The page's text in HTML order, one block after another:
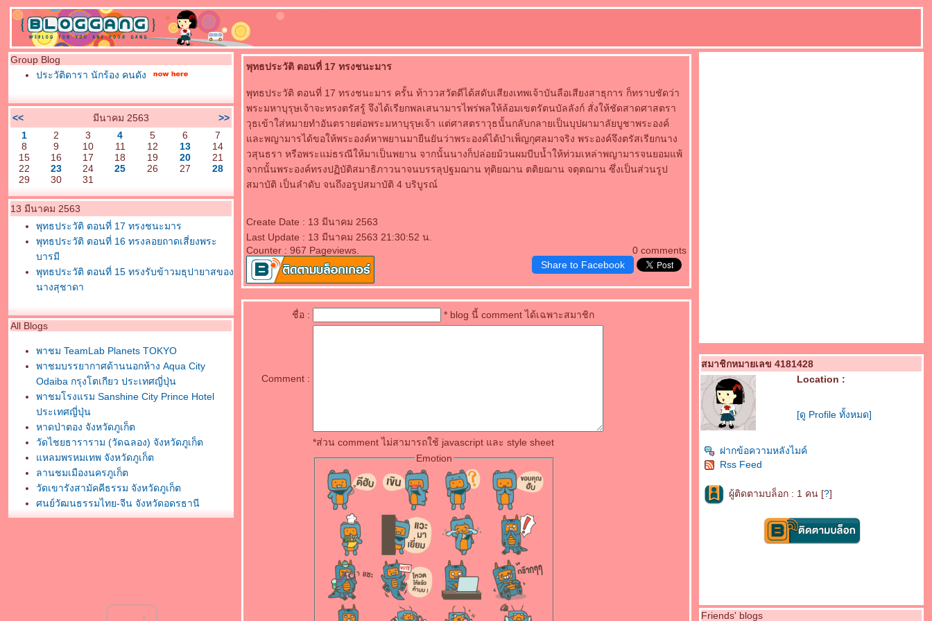
Group Blog
ประวัติดารา นักร้อง คนดัง
<< มีนาคม 2563
>>
1
2 3 4 5 6
7
8
9 10 11 12 13
14
15
16 17 18 19 20
21
22
23 24 25 26 27
28
29
30 31
13 มีนาคม 2563
พุทธประวัติ ตอนที่ 17 ทรงชนะมาร
พุทธประวัติ ตอนที่ 16 ทรงลอยถาดเสี่ยงพระ
บารมี
พุทธประวัติ ตอนที่ 15 ทรงรับข้าวมธุปายาสของ
นางสุชาดา
All Blogs
พาชม TeamLab Planets TOKYO
พาชมบรรยากาศด้านนอกห้าง Aqua City
Odaiba กรุงโตเกียว ประเทศญี่ปุ่น
พาชมโรงแรม Sanshine City Prince Hotel
ประเทศญี่ปุ่น
หาดป่าตอง จังหวัดภูเก็ต
วัดไชยธาราราม (วัดฉลอง) จังหวัดภูเก็ต
หลมพรหมเทพ จังหวัดภูเก็ต
ลานชมเมืองนครภูเก็ต
วัดเขารังสามัคคีธรรม จังหวัดภูเก็ต
ศูนย์วัฒนธรรมไทย-จีน จังหวัดอุดรธานี
พระบรมธาตุธรรมเจดีย์ วัดโพธิสมภรณ์ จังหวัด
พุทธประวัติ ตอนที่ 17 ทรงชนะมาร
พุทธประวัติ ตอนที่ 17 ทรงชนะมาร ครั้น ท้าววสวัตดีได้สดับเสียงเทพเจ้าบันลือเสียงสาธุการ ก็ทราบชัดว่า
พระมหาบุรุษเจ้าจะทรงตรัสรู้ จึงได้เรียกพลเสนามารไพร่พลให้ล้อมเขตรัตนบัลลังก์ สั่งให้ชัดสาดศาสตรา
วุธเข้าใส่หมายทำอันตรายต่อพระมหาบุรุษเจ้า แต่ศาสตราวุธนั้นกลับกลายเป็นบุปผามาลัยบูชาพระองค์
ละพญามารได้ขอให้พระองค์หาพยานมายืนยันว่าพระองค์ได้บำเพ็ญกุศลมาจริง พระองค์จึงตรัสเรียกนาง
วสุนธรา หรือพระแม่ธรณีให้มาเป็นพยาน จากนั้นนางก็ปล่อยม้วนผมบีบน้ำให้ท่วมเหล่าพญามารจนยอมแพ้
จากนั้นพระองค์ทรงปฏิบัติสมาธิภาวนาจนบรรลุปฐมฌาน ทุติยฌาน ตติยฌาน จตุตฌาน ซึ่งเป็นส่วนรูป
สมาบัติ เป็นลำดับ จนถึงอรูปสมาบัติ 4 บริบูรณ์
Create Date : 13 มีนาคม 2563
Last Update : 13 มีนาคม 2563 21:30:52 น.
0 comments
Counter : 967 Pageviews.
Share to Facebook
ชื่อ : * blog นี้ comment ได้เฉพาะสมาชิก
Comment :
*ส่วน comment ไม่สามารถใช้ javascript และ style sheet
Emotion
สมาชิกหมายเลข 4181428
Location :
[ดู Profile ทั้งหมด]
ฝากข้อความหลังไมค์
Rss Feed
ผู้ติดตามบล็อก : 1 คน [?]
Friends' blogs